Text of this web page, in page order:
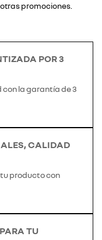
promociones.
POR 3
la garantía de 3
CALIDAD
producto con
TU